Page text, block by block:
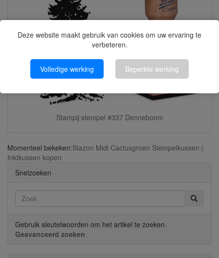
Deze website maakt gebruik van cookies om uw ervaring te
verbeteren.
Volledige werking Beperkte werking
Stampij stempel #337 Denneboom
Momenteel bekeken:Stazon Midi Cactusgroen Stempelkussen |
Inktkussen kopen
Snelzoeken
Gebruik sleutelwoorden om het artikel te zoeken.
Geavanceerd zoeken